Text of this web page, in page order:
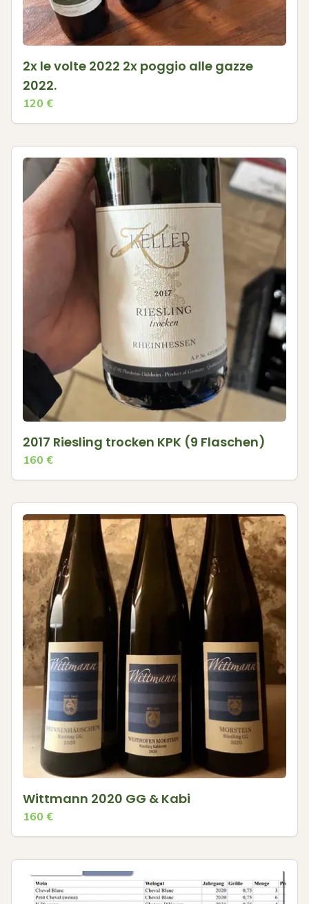
2x le volte 2022 2x poggio alle gazze
2022.
120 €
2017 Riesling trocken KPK (9 Flaschen)
160 €
Wittmann 2020 GG & Kabi
160 €